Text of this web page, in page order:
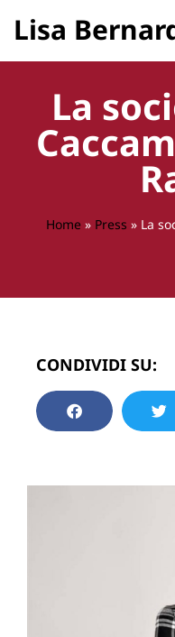
Lisa
La
Home » Press » La
CONDIVIDI SU: